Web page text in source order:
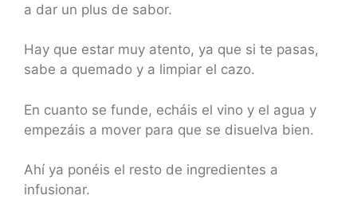
a dar un plus de sabor.
Hay que estar muy atento, ya que si te pasas,
sabe a quemado y a limpiar el cazo.
En cuanto se funde, echáis el vino y el agua y
empezáis a mover para que se disuelva bien.
Ahí ya ponéis el resto de ingredientes a
infusionar.